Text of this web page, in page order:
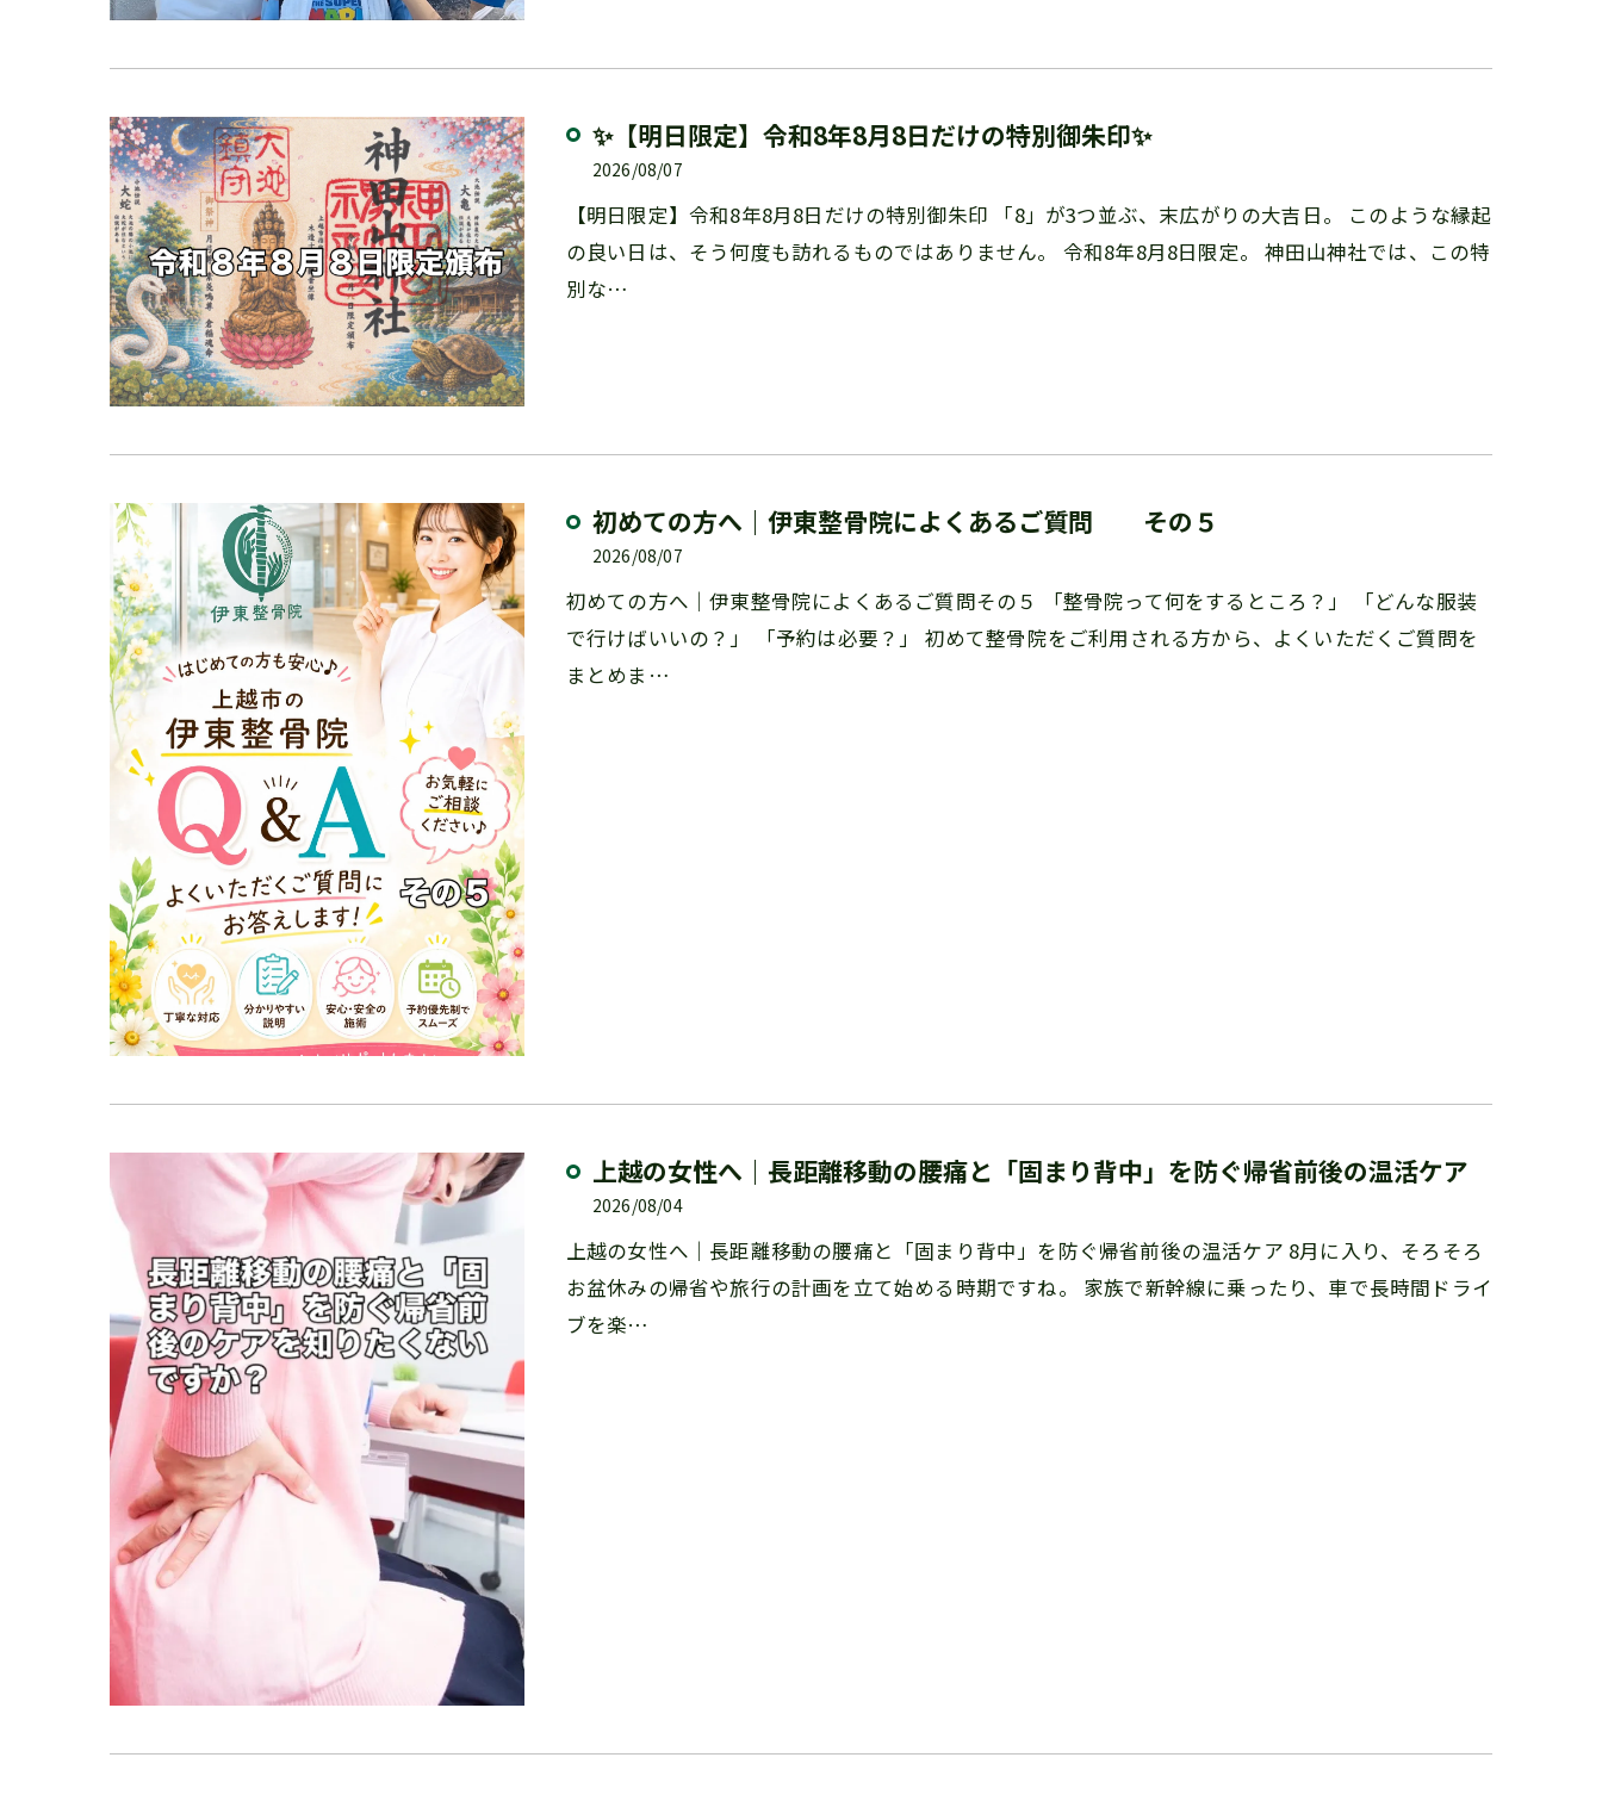
✨【明日限定】令和8年8月8日だけの特別御朱印✨
2026/08/07
【明日限定】令和8年8月8日だけの特別御朱印 「8」が3つ並ぶ、末広がりの大吉日。 このような縁起
の良い日は、そう何度も訪れるものではありません。 令和8年8月8日限定。 神田山神社では、この特
別な…
初めての方へ｜伊東整骨院によくあるご質問 その５
2026/08/07
初めての方へ｜伊東整骨院によくあるご質問その５ 「整骨院って何をするところ？」 「どんな服装
で行けばいいの？」 「予約は必要？」 初めて整骨院をご利用される方から、よくいただくご質問を
まとめま…
上越の女性へ｜長距離移動の腰痛と「固まり背中」を防ぐ帰省前後の温活ケア
2026/08/04
上越の女性へ｜長距離移動の腰痛と「固まり背中」を防ぐ帰省前後の温活ケア 8月に入り、そろそろ
お盆休みの帰省や旅行の計画を立て始める時期ですね。 家族で新幹線に乗ったり、車で長時間ドライ
ブを楽…